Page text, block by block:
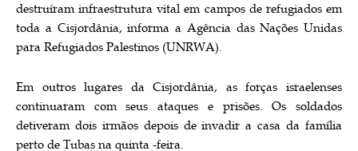
destruíram infraestrutura vital em campos de refugiados em
toda a Cisjordânia, informa a Agência das Nações Unidas
para Refugiados Palestinos (UNRWA).
Em outros lugares da Cisjordânia, as forças israelenses
continuaram com seus ataques e prisões. Os soldados
detiveram dois irmãos depois de invadir a casa da família
perto de Tubas na quinta -feira.